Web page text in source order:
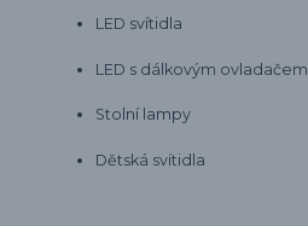
LED svítidla
LED s dálkovým ovladačem
Stolní lampy
Dětská svítidla